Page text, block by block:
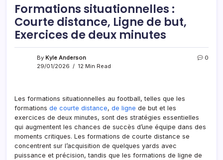
Formations situationnelles :
Courte distance, Ligne de but,
Exercices de deux minutes
By Kyle Anderson
29/01/2026
12 Min Read
0
Les formations situationnelles au football, telles que les
formations de courte distance, de ligne de but et les
exercices de deux minutes, sont des stratégies essentielles
qui augmentent les chances de succès d’une équipe dans des
moments critiques. Les formations de courte distance se
concentrent sur l’acquisition de quelques yards avec
puissance et précision, tandis que les formations de ligne de